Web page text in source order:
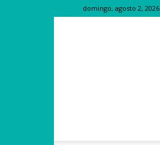
domingo, agosto 2, 2026